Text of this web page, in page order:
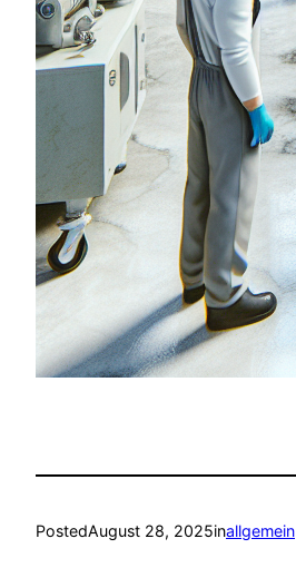
PostedAugust 28, 2025inallgemein